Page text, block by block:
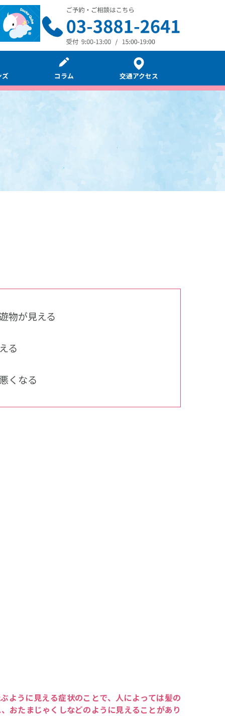
ズ コラム 交通アクセス
物が見える
る
くなる
ように見える症状のことで、人によっては髪の
おたまじゃくしなどのように見えることがあり